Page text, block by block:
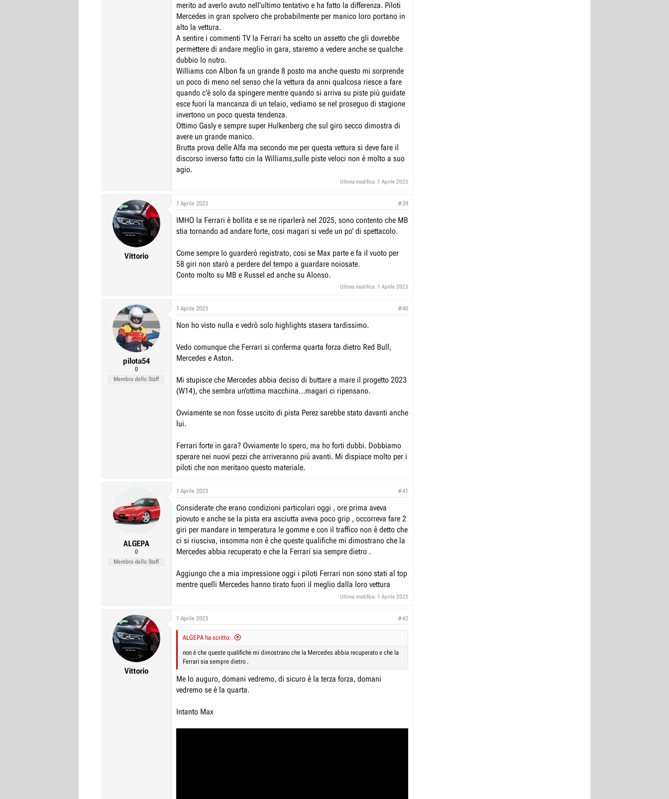
merito ad averlo avuto nell'ultimo tentativo e ha fatto la differenza. Piloti
Mercedes in gran spolvero che probabilmente per manico loro portano in
alto la vettura.
A sentire i commenti TV la Ferrari ha scelto un assetto che gli dovrebbe
permettere di andare meglio in gara, staremo a vedere anche se qualche
dubbio lo nutro.
Williams con Albon fa un grande 8 posto ma anche questo mi sorprende
un poco di meno nel senso che la vettura da anni qualcosa riesce a fare
quando c'è solo da spingere mentre quando si arriva su piste più guidate
esce fuori la mancanza di un telaio, vediamo se nel proseguo di stagione
invertono un poco questa tendenza.
Ottimo Gasly e sempre super Hulkenberg che sul giro secco dimostra di
avere un grande manico.
Brutta prova delle Alfa ma secondo me per questa vettura si deve fare il
discorso inverso fatto cin la Williams,sulle piste veloci non è molto a suo
agio.
Ultima modifica: 1 Aprile 2023
Vittorio
1 Aprile 2023 #39
IMHO la Ferrari è bollita e se ne riparlerà nel 2025, sono contento che MB
stia tornando ad andare forte, cosi magari si vede un po' di spettacolo.
Come sempre lo guarderò registrato, cosi se Max parte e fa il vuoto per
58 giri non starò a perdere del tempo a guardare noiosate.
Conto molto su MB e Russel ed anche su Alonso.
Ultima modifica: 1 Aprile 2023
pilota54
0
Membro dello Staff
1 Aprile 2023 #40
Non ho visto nulla e vedrò solo highlights stasera tardissimo.
Vedo comunque che Ferrari si conferma quarta forza dietro Red Bull,
Mercedes e Aston.
Mi stupisce che Mercedes abbia deciso di buttare a mare il progetto 2023
(W14), che sembra un’ottima macchina…magari ci ripensano.
Ovviamente se non fosse uscito di pista Perez sarebbe stato davanti anche
lui.
Ferrari forte in gara? Ovviamente lo spero, ma ho forti dubbi. Dobbiamo
sperare nei nuovi pezzi che arriveranno più avanti. Mi dispiace molto per i
piloti che non meritano questo materiale.
ALGEPA
0
Membro dello Staff
1 Aprile 2023 #41
Considerate che erano condizioni particolari oggi , ore prima aveva
piovuto e anche se la pista era asciutta aveva poco grip , occorreva fare 2
giri per mandare in temperatura le gomme e con il traffico non è detto che
ci si riusciva, insomma non è che queste qualifiche mi dimostrano che la
Mercedes abbia recuperato e che la Ferrari sia sempre dietro .
Aggiungo che a mia impressione oggi i piloti Ferrari non sono stati al top
mentre quelli Mercedes hanno tirato fuori il meglio dalla loro vettura
Ultima modifica: 1 Aprile 2023
Vittorio
1 Aprile 2023 #42
ALGEPA ha scritto:
non è che queste qualifiche mi dimostrano che la Mercedes abbia recuperato e che la
Ferrari sia sempre dietro .
Me lo auguro, domani vedremo, di sicuro è la terza forza, domani
vedremo se è la quarta.
Intanto Max